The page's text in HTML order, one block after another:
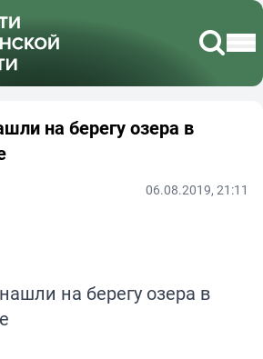
на берегу озера в
06.08.2019, 21:11